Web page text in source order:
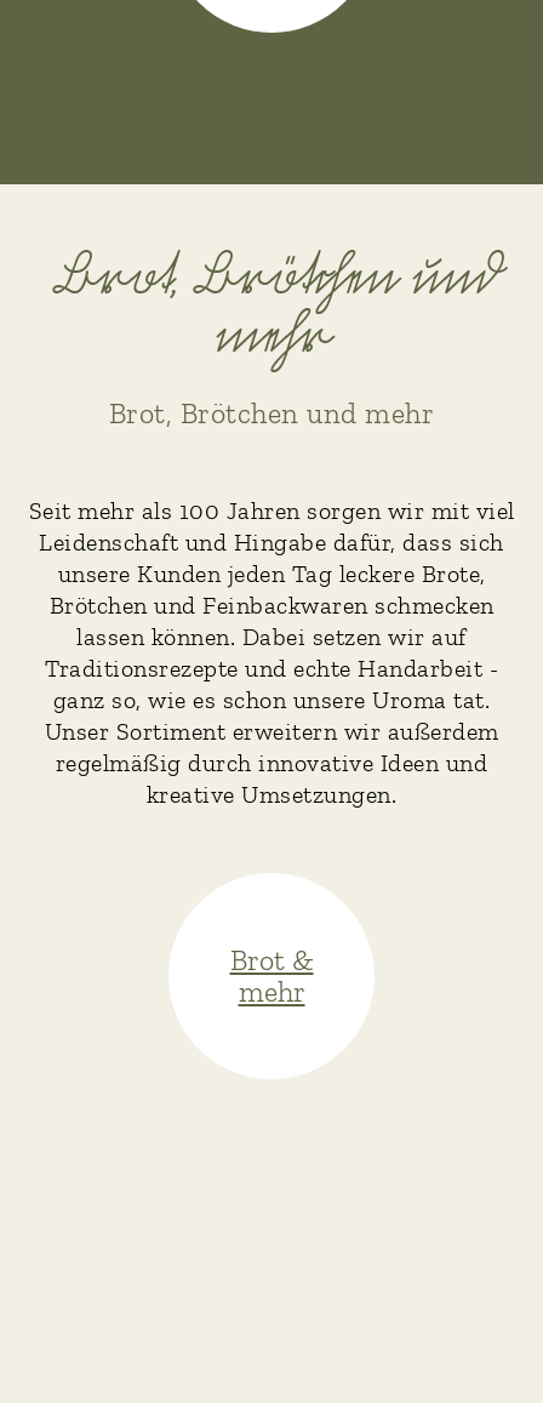
Brot, Brötchen und
mehr
Brot, Brötchen und mehr
Seit mehr als 100 Jahren sorgen wir mit viel
Leidenschaft und Hingabe dafür, dass sich
unsere Kunden jeden Tag leckere Brote,
Brötchen und Feinbackwaren schmecken
lassen können. Dabei setzen wir auf
Traditionsrezepte und echte Handarbeit -
ganz so, wie es schon unsere Uroma tat.
Unser Sortiment erweitern wir außerdem
regelmäßig durch innovative Ideen und
kreative Umsetzungen.
Brot &
mehr